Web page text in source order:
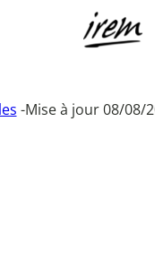
-Mise à jour 08/08/